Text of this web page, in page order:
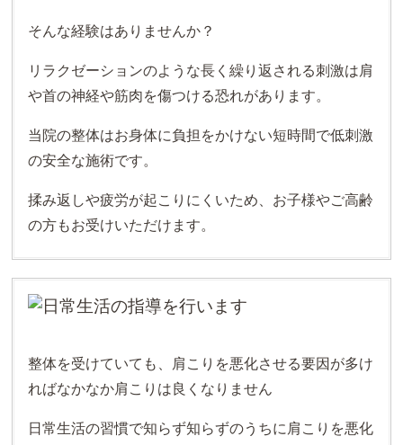
そんな経験はありませんか？
リラクゼーションのような長く繰り返される刺激は肩
や首の神経や筋肉を傷つける恐れがあります。
当院の整体はお身体に負担をかけない短時間で低刺激
の安全な施術です。
揉み返しや疲労が起こりにくいため、お子様やご高齢
の方もお受けいただけます。
整体を受けていても、肩こりを悪化させる要因が多け
ればなかなか肩こりは良くなりません
日常生活の習慣で知らず知らずのうちに肩こりを悪化